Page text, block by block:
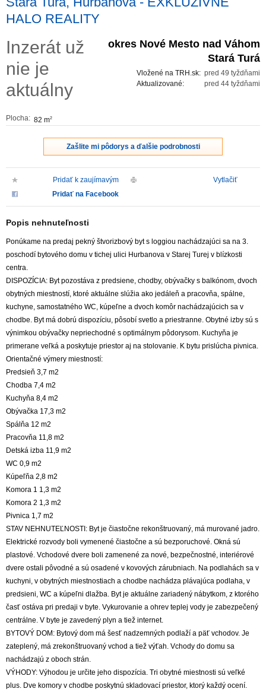
ZVÝRAZNENIE REALITNÝCH INZERÁTOV
REKLAMA
PRIPOMIENKY
HALO REALITY
Inzerát už
nie je
aktuálny
Plocha: 82 m2
okres Nové Mesto nad Váhom
Stará Turá
pred 49 tyždňami
Vložené na TRH.sk:
pred 44 tyždňami
Aktualizované:
Zašlite mi pôdorys a ďalšie podrobnosti
Pridať k zaujímavým
Vytlačiť
Pridať na Facebook
Popis nehnuteľnosti
Ponúkame na predaj pekný štvorizbový byt s loggiou nachádzajúci sa na 3.
poschodí bytového domu v tichej ulici Hurbanova v Starej Turej v blízkosti
centra.
DISPOZÍCIA: Byt pozostáva z predsiene, chodby, obývačky s balkónom, dvoch
obytných miestností, ktoré aktuálne slúžia ako jedáleň a pracovňa, spálne,
kuchyne, samostatného WC, kúpeľne a dvoch komôr nachádzajúcich sa v
chodbe. Byt má dobrú dispozíciu, pôsobí svetlo a priestranne. Obytné izby sú s
výnimkou obývačky nepriechodné s optimálnym pôdorysom. Kuchyňa je
primerane veľká a poskytuje priestor aj na stolovanie. K bytu prislúcha pivnica.
Orientačné výmery miestností:
Predsieň 3,7 m2
Chodba 7,4 m2
Kuchyňa 8,4 m2
Obývačka 17,3 m2
Spálňa 12 m2
Pracovňa 11,8 m2
Detská izba 11,9 m2
WC 0,9 m2
Kúpeľňa 2,8 m2
Komora 1 1,3 m2
Komora 2 1,3 m2
Pivnica 1,7 m2
STAV NEHNUTEĽNOSTI: Byt je čiastočne rekonštruovaný, má murované jadro.
Elektrické rozvody boli vymenené čiastočne a sú bezporuchové. Okná sú
plastové. Vchodové dvere boli zamenené za nové, bezpečnostné, interiérové
dvere ostali pôvodné a sú osadené v kovových zárubniach. Na podlahách sa v
kuchyni, v obytných miestnostiach a chodbe nachádza plávajúca podlaha, v
predsieni, WC a kúpeľni dlažba. Byt je aktuálne zariadený nábytkom, z ktorého
časť ostáva pri predaji v byte. Vykurovanie a ohrev teplej vody je zabezpečený
centrálne. V byte je zavedený plyn a tiež internet.
BYTOVÝ DOM: Bytový dom má šesť nadzemných podlaží a päť vchodov. Je
zateplený, má zrekonštruovaný vchod a tiež výťah. Vchody do domu sa
nachádzajú z oboch strán.
VÝHODY: Výhodou je určite jeho dispozícia. Tri obytné miestnosti sú veľké
plus. Dve komory v chodbe poskytnú skladovací priestor, ktorý každý ocení.